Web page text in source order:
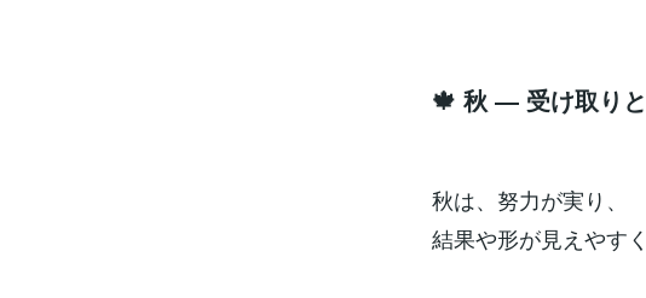
🍁 秋 ― 受け取り
秋は、努力が実り、
結果や形が見えやす